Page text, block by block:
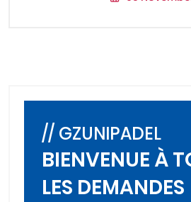
// GZUNIPADEL
BIENVENUE À
LES DEMANDES